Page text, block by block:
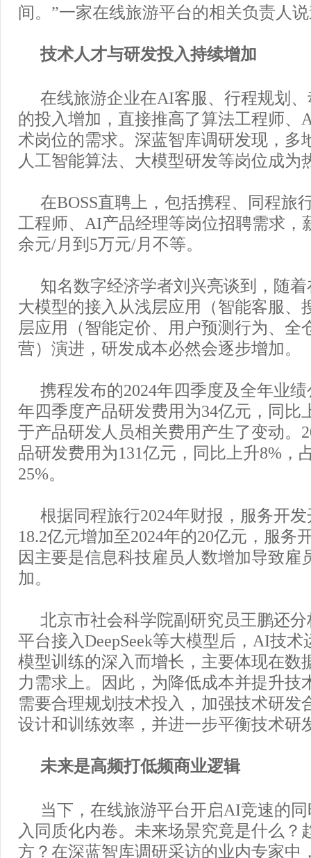
间。”一家在线旅游平台的相关负责人
技术人才与研发投入持续增加
在线旅游企业在AI客服、行程规划
的投入增加，直接推高了算法工程师、
术岗位的需求。深蓝智库调研发现，多
人工智能算法、大模型研发等岗位成为
在BOSS直聘上，包括携程、同程旅
工程师、AI产品经理等岗位招聘需求，
余元/月到5万元/月不等。
知名数字经济学者刘兴亮谈到，随
大模型的接入从浅层应用（智能客服、
层应用（智能定价、用户预测行为、全
营）演进，研发成本必然会逐步增加。
携程发布的2024年四季度及全年业绩
年四季度产品研发费用为34亿元，同比
于产品研发人员相关费用产生了变动。
品研发费用为131亿元，同比上升8%，
25%。
根据同程旅行2024年财报，服务开发
18.2亿元增加至2024年的20亿元，服务
因主要是信息科技雇员人数增加导致雇
加。
北京市社会科学院副研究员王鹏还
平台接入DeepSeek等大模型后，AI技
模型训练的深入而增长，主要体现在数
力需求上。因此，为降低成本并提升技
需要合理规划技术投入，加强技术研发
设计和训练效率，并进一步平衡技术研
未来是高频打低频商业逻辑
当下，在线旅游平台开启AI竞速的
入同质化内卷。未来场景究竟是什么？
方？在深蓝智库调研采访的业内专家中